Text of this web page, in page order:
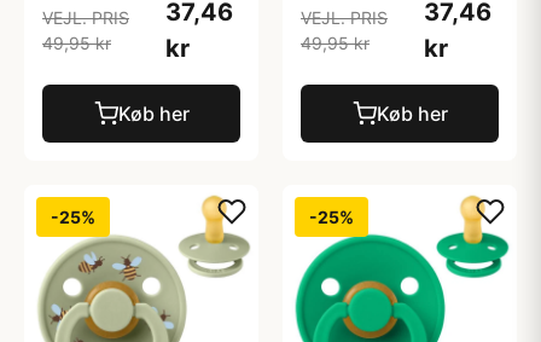
VEJL. PRIS
49,95 kr
37,46
kr
Køb her
VEJL. PRIS
49,95 kr
37,46
kr
Køb her
-25% -25%